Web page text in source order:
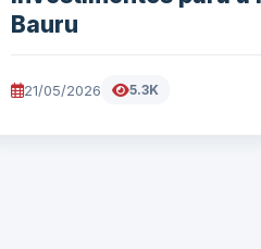
Bauru
21/05/2026 5.3K